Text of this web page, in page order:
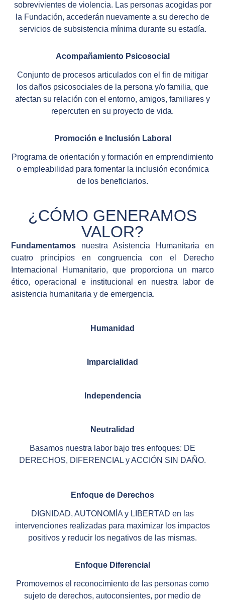
sobrevivientes de violencia. Las personas acogidas por
la Fundación, accederán nuevamente a su derecho de
servicios de subsistencia mínima durante su estadía.
Acompañamiento Psicosocial
Conjunto de procesos articulados con el fin de mitigar
los daños psicosociales de la persona y/o familia, que
afectan su relación con el entorno, amigos, familiares y
repercuten en su proyecto de vida.
Promoción e Inclusión Laboral
Programa de orientación y formación en emprendimiento
o empleabilidad para fomentar la inclusión económica
de los beneficiarios.
¿CÓMO GENERAMOS
VALOR?
Fundamentamos nuestra Asistencia Humanitaria en
cuatro principios en congruencia con el Derecho
Internacional Humanitario, que proporciona un marco
ético, operacional e institucional en nuestra labor de
asistencia humanitaria y de emergencia.
Humanidad
Imparcialidad
Independencia
Neutralidad
Basamos nuestra labor bajo tres enfoques: DE
DERECHOS, DIFERENCIAL y ACCIÓN SIN DAÑO.
Enfoque de Derechos
DIGNIDAD, AUTONOMÍA y LIBERTAD en las
intervenciones realizadas para maximizar los impactos
positivos y reducir los negativos de las mismas.
Enfoque Diferencial
Promovemos el reconocimiento de las personas como
sujeto de derechos, autoconsientes, por medio de